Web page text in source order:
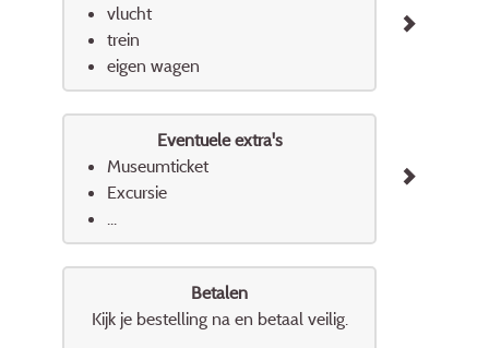
vlucht
trein
eigen wagen
Eventuele extra's
Museumticket
Excursie
...
Betalen
Kijk je bestelling na en betaal veilig.